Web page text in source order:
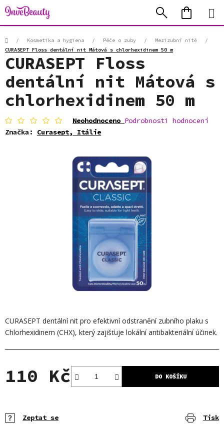
Přejít
na
obsah
Hledat
KOŠÍK
Domů/ Kosmetika a hygiena / Péče o zuby / Mezizubní nitě
/
CURASEPT Floss dentální nit Mátová s chlorhexidinem 50 m
CURASEPT dentální nit pro efektivní odstranění zubního plaku s
Chlorhexidinem (CHX), který zajišťuje lokální antibakteriální účinek.
110 Kč DO KOŠÍKU
Tisk
Zeptat se
CURASEPT Floss
dentální nit Mátová s
chlorhexidinem 50 m
Průměrné
hodnocení
produktu
0,0
hvězdiček.
Neohodnoceno Podrobnosti hodnocení
Značka: Curasept, Itálie